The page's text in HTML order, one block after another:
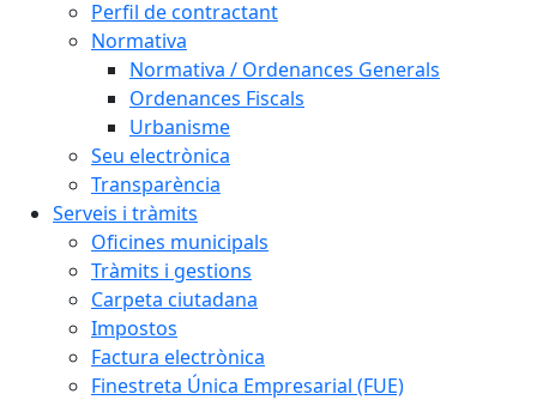
Perfil de contractant
Normativa
Normativa / Ordenances Generals
Ordenances Fiscals
Urbanisme
Seu electrònica
Transparència
Serveis i tràmits
Oficines municipals
Tràmits i gestions
Carpeta ciutadana
Impostos
Factura electrònica
Finestreta Única Empresarial (FUE)